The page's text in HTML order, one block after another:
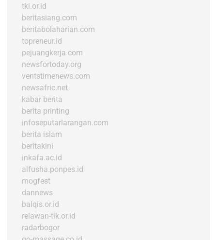
tki.or.id
beritasiang.com
beritabolaharian.com
topreneur.id
pejuangkerja.com
newsfortoday.org
ventstimenews.com
newsafric.net
kabar berita
berita printing
infoseputarlarangan.com
berita islam
beritakini
inkafa.ac.id
alfusha.ponpes.id
mogfest
dannews
balqis.or.id
relawan-tik.or.id
radarbogor